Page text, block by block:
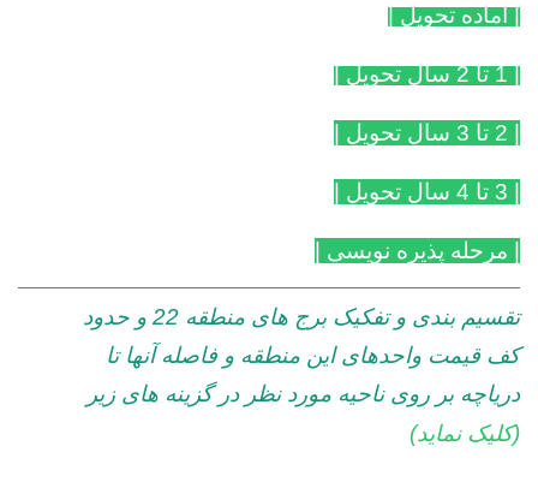
| آماده تحویل|
|1 تا 2 سال تحویل |
| 2 تا 3 سال تحویل |
| 3 تا 4 سال تحویل |
| مرحله پذیره نویسی |
تقسیم بندی و تفکیک برج های منطقه 22 و حدود
کف قیمت واحدهای این منطقه و فاصله آنها تا
دریاچه بر روی ناحیه مورد نظر در گزینه های زیر
(کلیک نماید)